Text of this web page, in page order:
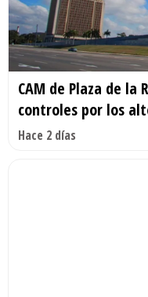
CAM de Plaza de la
controles por los
Hace 2 días